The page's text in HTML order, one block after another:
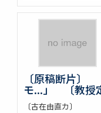
〔原稿断片〕
モ...」 〔教授
〔古在由直カ〕